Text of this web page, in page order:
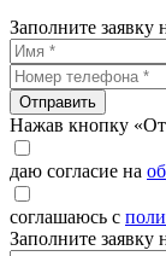
Заполните заявку
Отправить
Нажав кнопку
даю согласие на
соглашаюсь с
Заполните заявку